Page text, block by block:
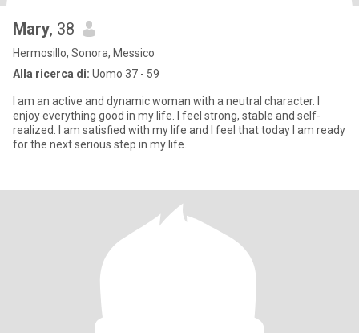
Mary, 38
Hermosillo, Sonora, Messico
Alla ricerca di: Uomo 37 - 59
I am an active and dynamic woman with a neutral character. I
enjoy everything good in my life. I feel strong, stable and self-
realized. I am satisfied with my life and I feel that today I am ready
for the next serious step in my life.